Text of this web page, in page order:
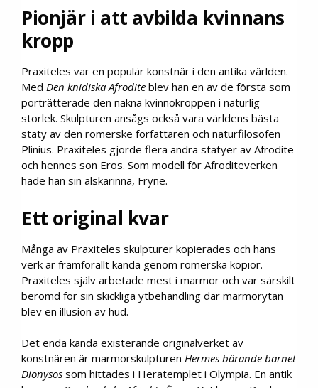
Pionjär i att avbilda kvinnans
kropp
Praxiteles var en populär konstnär i den antika världen.
Med Den knidiska Afrodite blev han en av de första som
porträtterade den nakna kvinnokroppen i naturlig
storlek. Skulpturen ansågs också vara världens bästa
staty av den romerske författaren och naturfilosofen
Plinius. Praxiteles gjorde flera andra statyer av Afrodite
och hennes son Eros. Som modell för Afroditeverken
hade han sin älskarinna, Fryne.
Ett original kvar
Många av Praxiteles skulpturer kopierades och hans
verk är framförallt kända genom romerska kopior.
Praxiteles själv arbetade mest i marmor och var särskilt
berömd för sin skickliga ytbehandling där marmorytan
blev en illusion av hud.
Det enda kända existerande originalverket av
konstnären är marmorskulpturen Hermes bärande barnet
Dionysos som hittades i Heratemplet i Olympia. En antik